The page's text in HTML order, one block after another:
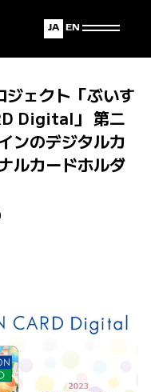
English
Japanese
ェクト「ぶいす
Digital」 第二
ンのデジタルカ
ルカードホルダ